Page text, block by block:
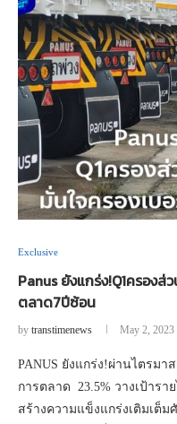
Exclusive
Panus ยังแกร่ง!Q1ครองส่
ตลาด7ปีซ้อน
by transtimenews May 2, 2023
PANUS ยังแกร่ง!ผ่านไตรม
การตลาด 23.5% วางเป้าร
สร้างความแข็งแกร่งเติมเต็ม